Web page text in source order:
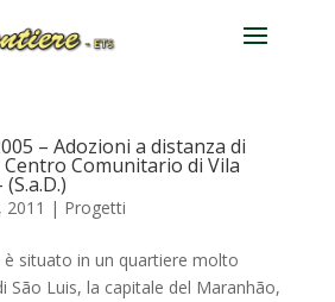
– Adozioni a distanza di
Comunitario di Vila
2011 | Progetti
è situato in un quartiere molto
São Luis, la capitale del Maranhão,